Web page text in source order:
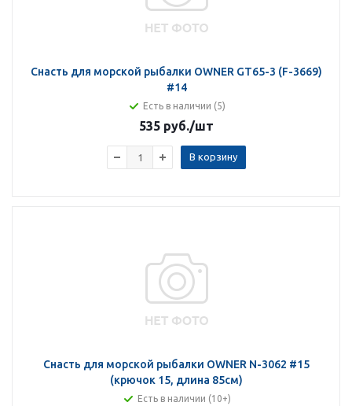
Снасть для морской рыбалки OWNER GT65-3 (F-3669)
#14
Есть в наличии (5)
535 руб./шт
В корзину
Снасть для морской рыбалки OWNER N-3062 #15
(крючок 15, длина 85см)
Есть в наличии (10+)